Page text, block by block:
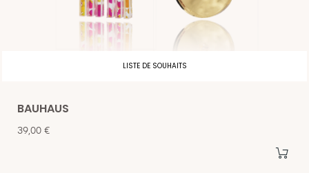
LISTE DE SOUHAITS
BAUHAUS
Prix
39,00 €